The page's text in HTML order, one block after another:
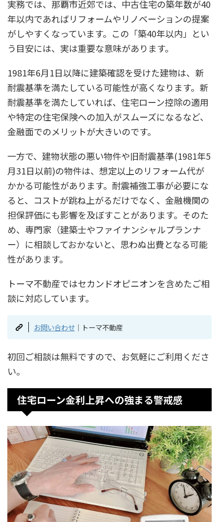
実務では、那覇市近郊では、中古住宅の築年数が40
年以内であればリフォームやリノベーションの提案
がしやすくなっています。この「築40年以内」とい
う目安には、実は重要な意味があります。
1981年6月1日以降に建築確認を受けた建物は、新
耐震基準を満たしている可能性が高くなります。新
耐震基準を満たしていれば、住宅ローン控除の適用
や特定の住宅保険への加入がスムーズになるなど、
金融面でのメリットが大きいのです。
一方で、建物状態の悪い物件や旧耐震基準(1981年5
月31日以前)の物件は、想定以上のリフォーム代が
かかる可能性があります。耐震補強工事が必要にな
ると、コストが跳ね上がるだけでなく、金融機関の
担保評価にも影響を及ぼすことがあります。そのた
め、専門家（建築士やファイナンシャルプランナ
ー）に相談しておかないと、思わぬ出費となる可能
性があります。
トーマ不動産ではセカンドオピニオンを含めたご相
談に対応しています。
お問い合わせ｜トーマ不動産
初回ご相談は無料ですので、お気軽にご利用くださ
い。
住宅ローン金利上昇への強まる警戒感